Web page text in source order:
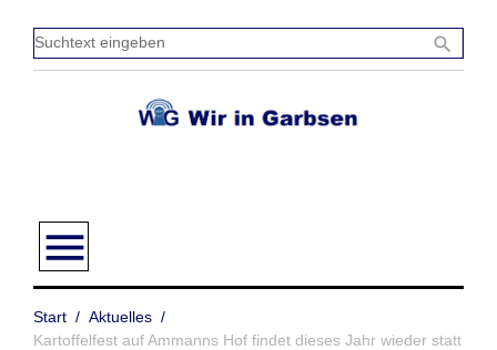
Inhalt
springen
search
menu
Start / Aktuelles /
Kartoffelfest auf Ammanns Hof findet dieses Jahr wieder statt